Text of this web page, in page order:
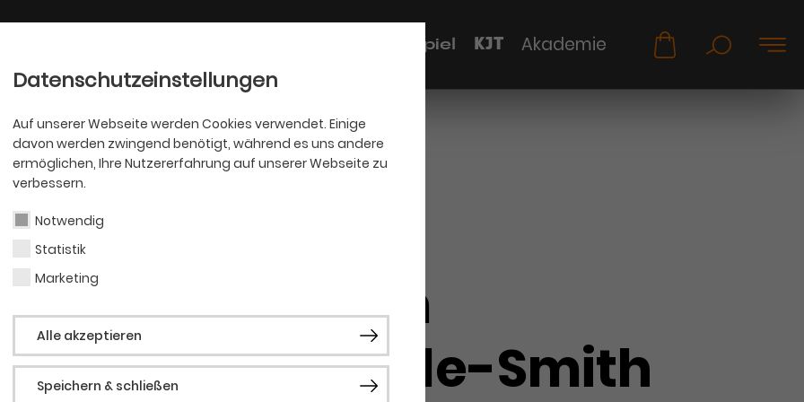
Datenschutzeinstellungen
Auf unserer Webseite werden Cookies verwendet. Einige
davon werden zwingend benötigt, während es uns andere
ermöglichen, Ihre Nutzererfahrung auf unserer Webseite zu
verbessern.
Notwendig
Statistik
Marketing
Alle akzeptieren
Speichern & schließen
Schauspiel KJT Akademie
Adam
Temple-Smith